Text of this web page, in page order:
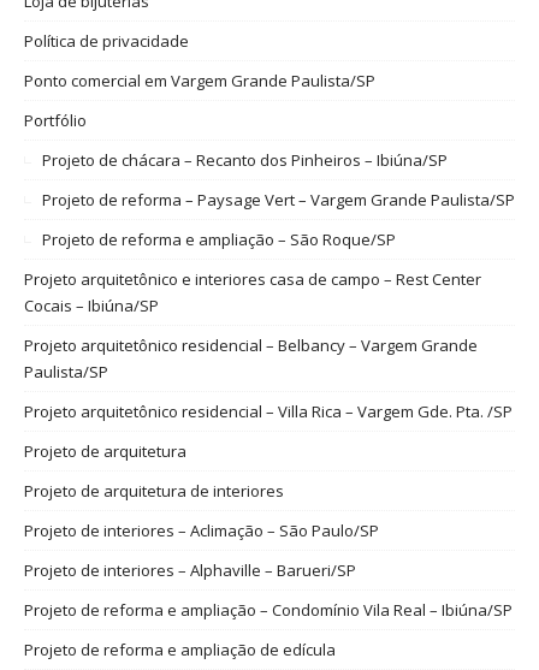
Política de privacidade
Ponto comercial em Vargem Grande Paulista/SP
Portfólio
Projeto de chácara – Recanto dos Pinheiros – Ibiúna/SP
Projeto de reforma – Paysage Vert – Vargem Grande Paulista/SP
Projeto de reforma e ampliação – São Roque/SP
Projeto arquitetônico e interiores casa de campo – Rest Center
Cocais – Ibiúna/SP
Projeto arquitetônico residencial – Belbancy – Vargem Grande
Paulista/SP
Projeto arquitetônico residencial – Villa Rica – Vargem Gde. Pta. /SP
Projeto de arquitetura
Projeto de arquitetura de interiores
Projeto de interiores – Aclimação – São Paulo/SP
Projeto de interiores – Alphaville – Barueri/SP
Projeto de reforma e ampliação – Condomínio Vila Real – Ibiúna/SP
Projeto de reforma e ampliação de edícula